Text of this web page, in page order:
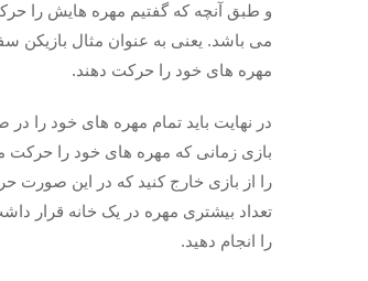
و طبق آنچه که گفتیم مهره‌ هایش را
می ‌باشد. یعنی به عنوان مثال
مهره‌ های خود را حرکت دهند.
در نهایت باید تمام مهره‌ های خود را
بازی زمانی که مهره‌ های خود را حرکت
را از بازی خارج کنید که در این صورت
تعداد بیشتری مهره در یک خانه قرار
را انجام دهید.